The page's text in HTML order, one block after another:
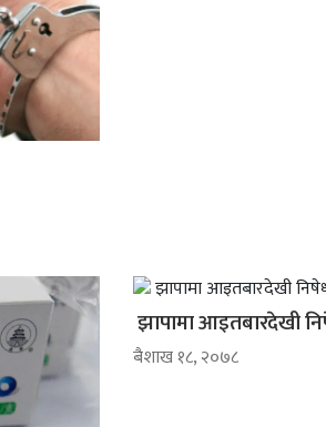
झापामा आइतबारदेखी
ब‌ैशाख १८, २०७८